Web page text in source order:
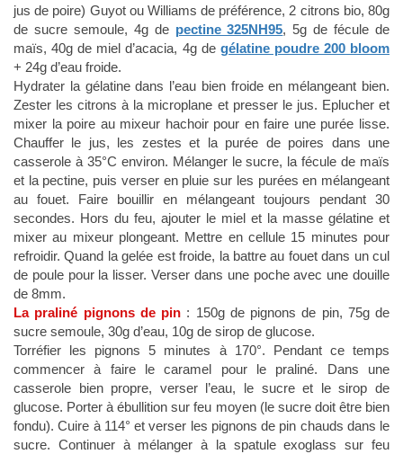
jus de poire) Guyot ou Williams de préférence, 2 citrons bio, 80g
de sucre semoule, 4g de pectine 325NH95, 5g de fécule de
maïs, 40g de miel d’acacia, 4g de gélatine poudre 200 bloom
+ 24g d’eau froide.
Hydrater la gélatine dans l’eau bien froide en mélangeant bien.
Zester les citrons à la microplane et presser le jus. Eplucher et
mixer la poire au mixeur hachoir pour en faire une purée lisse.
Chauffer le jus, les zestes et la purée de poires dans une
casserole à 35°C environ. Mélanger le sucre, la fécule de maïs
et la pectine, puis verser en pluie sur les purées en mélangeant
au fouet. Faire bouillir en mélangeant toujours pendant 30
secondes. Hors du feu, ajouter le miel et la masse gélatine et
mixer au mixeur plongeant. Mettre en cellule 15 minutes pour
refroidir. Quand la gelée est froide, la battre au fouet dans un cul
de poule pour la lisser. Verser dans une poche avec une douille
de 8mm.
La praliné pignons de pin : 150g de pignons de pin, 75g de
sucre semoule, 30g d’eau, 10g de sirop de glucose.
Torréfier les pignons 5 minutes à 170°. Pendant ce temps
commencer à faire le caramel pour le praliné. Dans une
casserole bien propre, verser l’eau, le sucre et le sirop de
glucose. Porter à ébullition sur feu moyen (le sucre doit être bien
fondu). Cuire à 114° et verser les pignons de pin chauds dans le
sucre. Continuer à mélanger à la spatule exoglass sur feu